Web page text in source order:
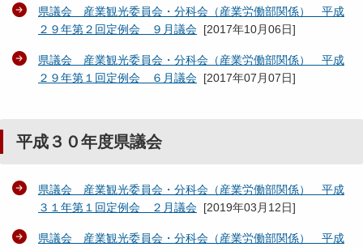
県議会 産業観光委員会・分科会（産業労働部関係） 平成
２９年第２回定例会 ９月議会 [2017年10月06日]
県議会 産業観光委員会・分科会（産業労働部関係） 平成
２９年第１回定例会 ６月議会 [2017年07月07日]
平成３０年度県議会
県議会 産業観光委員会・分科会（産業労働部関係） 平成
３１年第１回定例会 ２月議会 [2019年03月12日]
県議会 産業観光委員会・分科会（産業労働部関係） 平成